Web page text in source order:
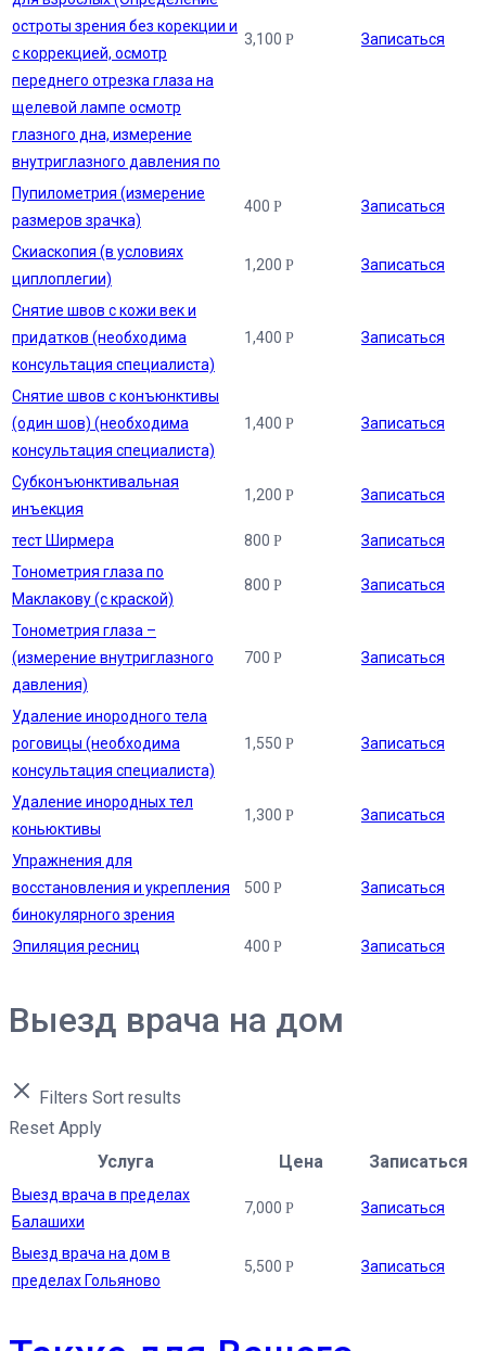
остроты зрения без корекции и
с коррекцией, осмотр
переднего отрезка глаза на
щелевой лампе осмотр
глазного дна, измерение
внутриглазного давления по
3,100 Р Записаться
Пупилометрия (измерение
размеров зрачка)
400 Р Записаться
Скиаскопия (в условиях
циплоплегии)
1,200 Р Записаться
Снятие швов с кожи век и
придатков (необходима
консультация специалиста)
1,400 Р Записаться
Снятие швов с конъюнктивы
(один шов) (необходима
консультация специалиста)
1,400 Р Записаться
Субконъюнктивальная
инъекция
1,200 Р Записаться
тест Ширмера 800 Р
Записаться
Тонометрия глаза по
Маклакову (с краской)
800 Р Записаться
Тонометрия глаза –
(измерение внутриглазного
давления)
700 Р Записаться
Удаление инородного тела
роговицы (необходима
консультация специалиста)
1,550 Р Записаться
Удаление инородных тел
коньюктивы
1,300 Р Записаться
Упражнения для
восстановления и укрепления
бинокулярного зрения
500 Р Записаться
Эпиляция ресниц 400 Р Записаться
Выезд врача на дом
Filters Sort results
Reset Apply
Услуга
Цена Записаться
Выезд врача в пределах
Балашихи
7,000 Р Записаться
Выезд врача на дом в
пределах Гольяново
5,500 Р Записаться